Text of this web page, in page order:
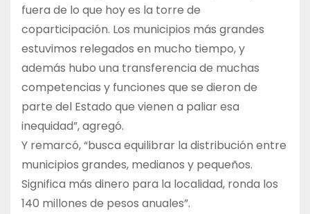
fuera de lo que hoy es la torre de
coparticipación. Los municipios más grandes
estuvimos relegados en mucho tiempo, y
además hubo una transferencia de muchas
competencias y funciones que se dieron de
parte del Estado que vienen a paliar esa
inequidad”, agregó.
Y remarcó, “busca equilibrar la distribución entre
municipios grandes, medianos y pequeños.
Significa más dinero para la localidad, ronda los
140 millones de pesos anuales”.